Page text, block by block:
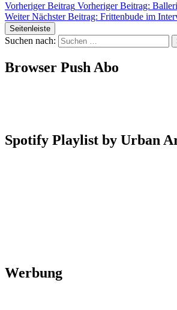
Vorheriger Beitrag Vorheriger Beitrag:
Weiter Nächster Beitrag: Frittenbude im
Seitenleiste
Suchen nach:
Browser Push Abo
Spotify Playlist by Urban
Werbung